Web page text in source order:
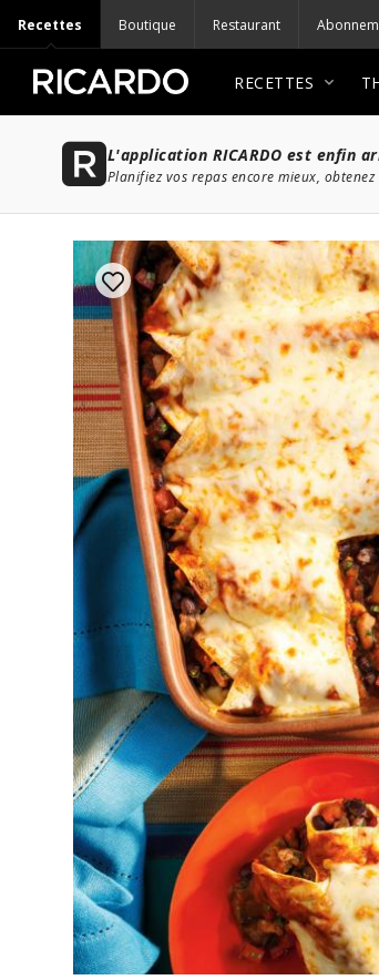
Recettes Boutique Restaurant
RECETTES
L'application RICARDO est enfin
Planifiez vos repas encore mieux,